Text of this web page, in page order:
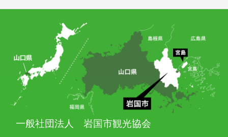
一般社団法人 岩国市観光協会